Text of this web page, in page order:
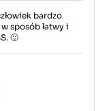
bardzo
sposób łatwy i
🙂